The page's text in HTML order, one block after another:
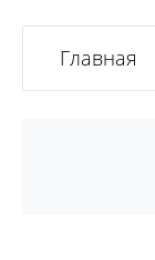
Главная